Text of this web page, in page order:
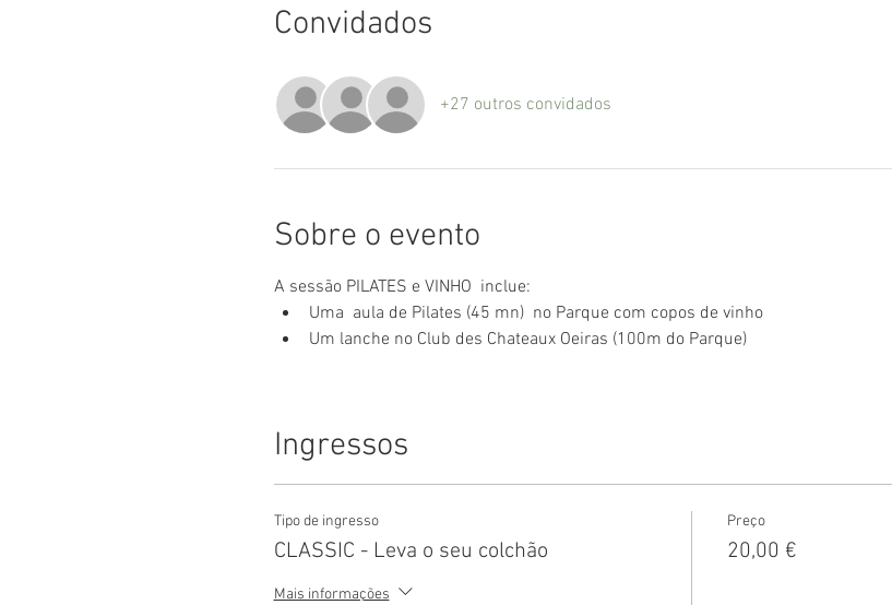
Convidados
+27 outros convidados
Sobre o evento
A sessão PILATES e VINHO  inclue:
Uma  aula de Pilates (45 mn)  no Parque com copos de vinho
Um lanche no Club des Chateaux Oeiras (100m do Parque)
Ingressos
Tipo de ingresso
CLASSIC - Leva o seu colchão
Mais informações
Preço
20,00 €